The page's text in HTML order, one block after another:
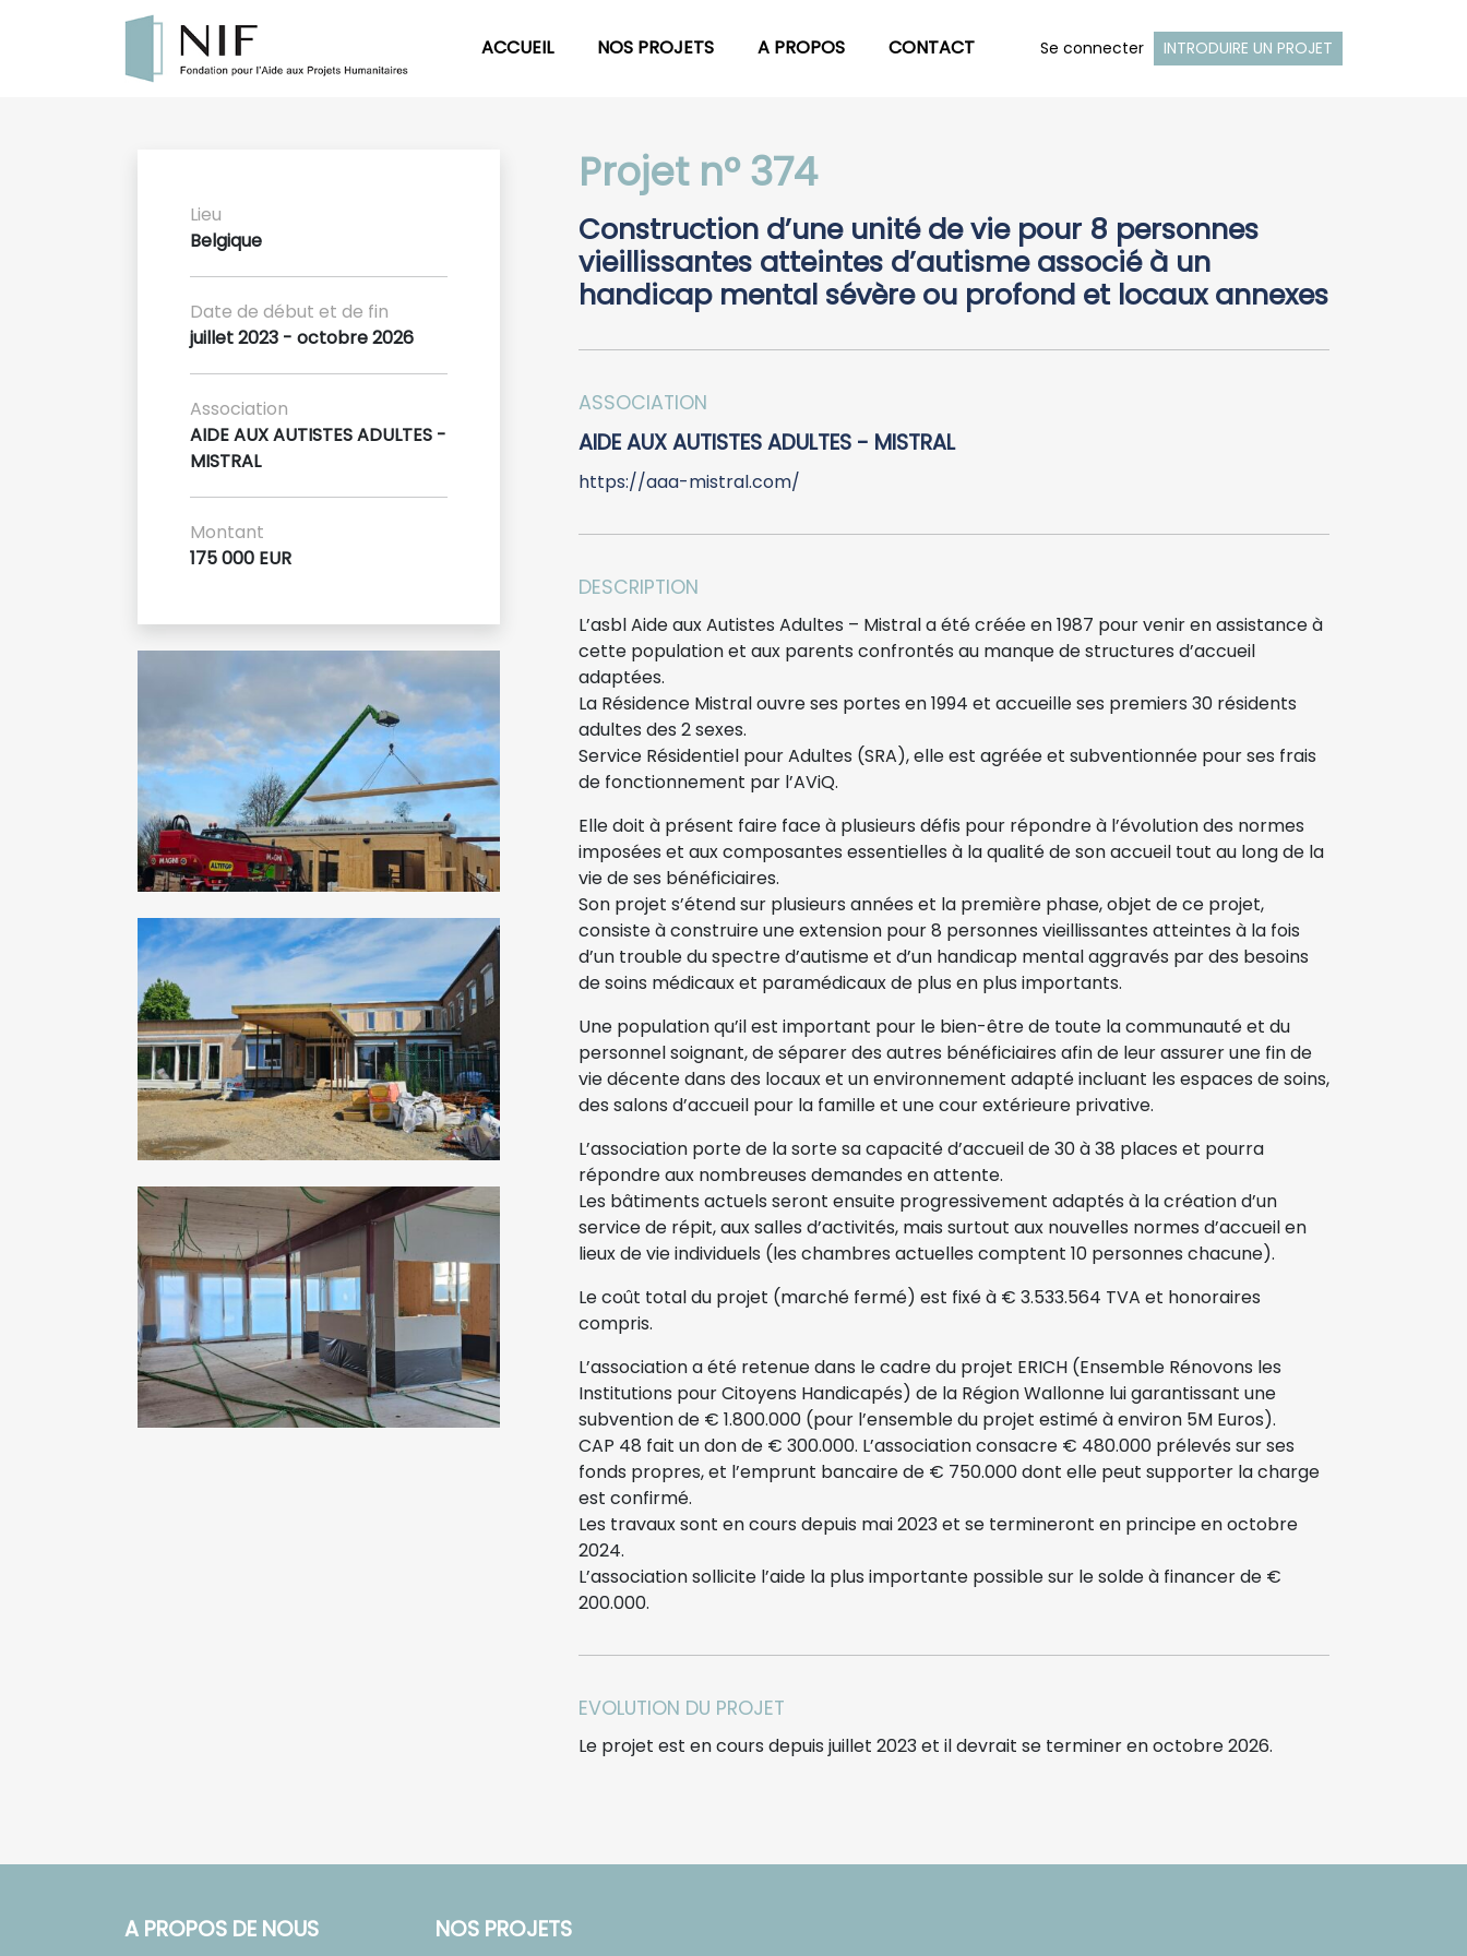
ACCUEIL NOS PROJETS A PROPOS CONTACT Se connecter INTRODUIRE UN PROJET
Lieu
Belgique
Date de début et de fin
juillet 2023 - octobre 2026
Association
AIDE AUX AUTISTES ADULTES -
MISTRAL
Montant
175 000 EUR
Projet n° 374
Construction d’une unité de vie pour 8 personnes
vieillissantes atteintes d’autisme associé à un
handicap mental sévère ou profond et locaux annexes
ASSOCIATION
AIDE AUX AUTISTES ADULTES - MISTRAL
https://aaa-mistral.com/
DESCRIPTION
L’asbl Aide aux Autistes Adultes – Mistral a été créée en 1987 pour venir en assistance à
cette population et aux parents confrontés au manque de structures d’accueil
adaptées.
La Résidence Mistral ouvre ses portes en 1994 et accueille ses premiers 30 résidents
adultes des 2 sexes.
Service Résidentiel pour Adultes (SRA), elle est agréée et subventionnée pour ses frais
de fonctionnement par l’AViQ.
Elle doit à présent faire face à plusieurs défis pour répondre à l’évolution des normes
imposées et aux composantes essentielles à la qualité de son accueil tout au long de la
vie de ses bénéficiaires.
Son projet s’étend sur plusieurs années et la première phase, objet de ce projet,
consiste à construire une extension pour 8 personnes vieillissantes atteintes à la fois
d’un trouble du spectre d’autisme et d’un handicap mental aggravés par des besoins
de soins médicaux et paramédicaux de plus en plus importants.
Une population qu’il est important pour le bien-être de toute la communauté et du
personnel soignant, de séparer des autres bénéficiaires afin de leur assurer une fin de
vie décente dans des locaux et un environnement adapté incluant les espaces de soins,
des salons d’accueil pour la famille et une cour extérieure privative.
L’association porte de la sorte sa capacité d’accueil de 30 à 38 places et pourra
répondre aux nombreuses demandes en attente.
Les bâtiments actuels seront ensuite progressivement adaptés à la création d’un
service de répit, aux salles d’activités, mais surtout aux nouvelles normes d’accueil en
lieux de vie individuels (les chambres actuelles comptent 10 personnes chacune).
Le coût total du projet (marché fermé) est fixé à € 3.533.564 TVA et honoraires
compris.
L’association a été retenue dans le cadre du projet ERICH (Ensemble Rénovons les
Institutions pour Citoyens Handicapés) de la Région Wallonne lui garantissant une
subvention de € 1.800.000 (pour l’ensemble du projet estimé à environ 5M Euros).
CAP 48 fait un don de € 300.000. L’association consacre € 480.000 prélevés sur ses
fonds propres, et l’emprunt bancaire de € 750.000 dont elle peut supporter la charge
est confirmé.
Les travaux sont en cours depuis mai 2023 et se termineront en principe en octobre
2024.
L’association sollicite l’aide la plus importante possible sur le solde à financer de €
200.000.
EVOLUTION DU PROJET
Le projet est en cours depuis juillet 2023 et il devrait se terminer en octobre 2026.
A PROPOS DE NOUS NOS PROJETS